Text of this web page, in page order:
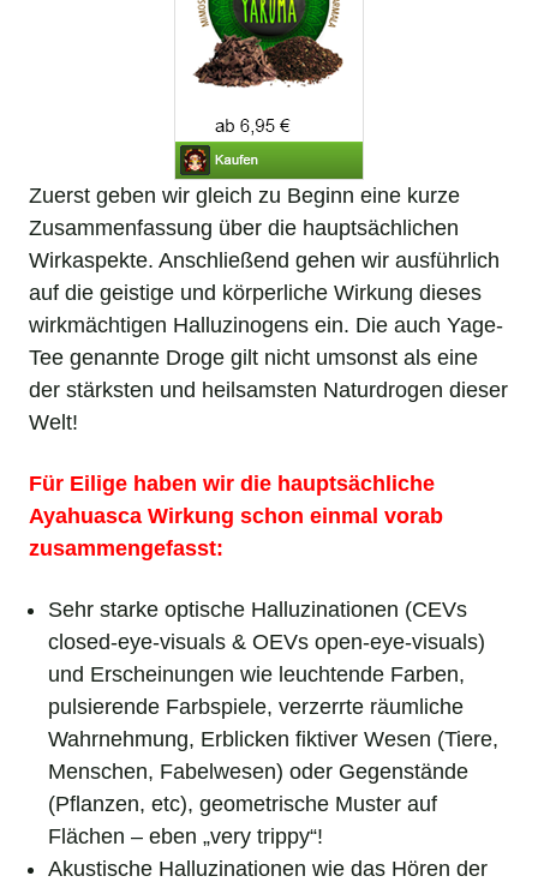
Zuerst geben wir gleich zu Beginn eine kurze
Zusammenfassung über die hauptsächlichen
Wirkaspekte. Anschließend gehen wir ausführlich
auf die geistige und körperliche Wirkung dieses
wirkmächtigen Halluzinogens ein. Die auch Yage-
Tee genannte Droge gilt nicht umsonst als eine
der stärksten und heilsamsten Naturdrogen dieser
Welt!
Für Eilige haben wir die hauptsächliche
Ayahuasca Wirkung schon einmal vorab
zusammengefasst:
Sehr starke optische Halluzinationen (CEVs
closed-eye-visuals & OEVs open-eye-visuals)
und Erscheinungen wie leuchtende Farben,
pulsierende Farbspiele, verzerrte räumliche
Wahrnehmung, Erblicken fiktiver Wesen (Tiere,
Menschen, Fabelwesen) oder Gegenstände
(Pflanzen, etc), geometrische Muster auf
Flächen – eben „very trippy“!
Akustische Halluzinationen wie das Hören der